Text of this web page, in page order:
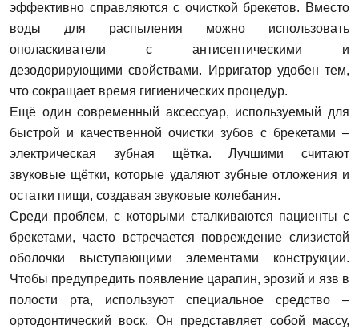
эффективно справляются с очисткой брекетов. Вместо
воды для распыления можно использовать
ополаскиватели с антисептическими и
дезодорирующими свойствами. Ирригатор удобен тем,
что сокращает время гигиенических процедур.
Ещё один современный аксессуар, используемый для
быстрой и качественной очистки зубов с брекетами –
электрическая зубная щётка. Лучшими считают
звуковые щётки, которые удаляют зубные отложения и
остатки пищи, создавая звуковые колебания.
Среди проблем, с которыми сталкиваются пациенты с
брекетами, часто встречается повреждение слизистой
оболочки выступающими элементами конструкции.
Чтобы предупредить появление царапин, эрозий и язв в
полости рта, используют специальное средство –
ортодонтический воск. Он представляет собой массу,